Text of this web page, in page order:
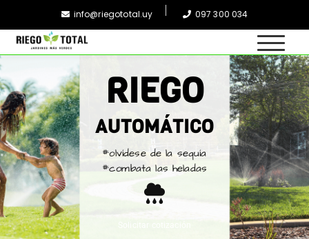
info@riegototal.uy 097 300 034
RiegoTotal
RIEGO
AUTOMÁTICO
#olvídese de la sequía
#combata las heladas